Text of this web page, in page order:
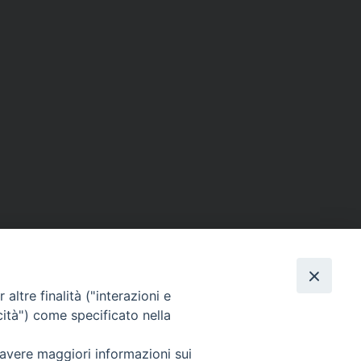
SEGUICI SU
altre finalità ("interazioni e
come specificato nella
maggiori informazioni sui